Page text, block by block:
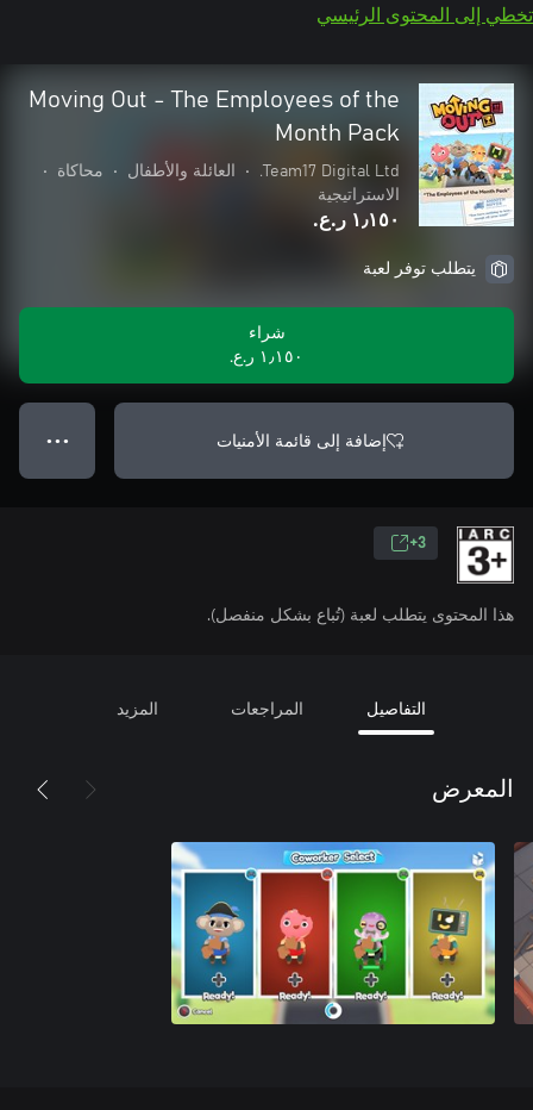
تخطي إلى المحتوى الرئيسي
Moving Out - The Employees of the
Month Pack
Team17 Digital Ltd.
• العائلة والأطفال • محاكاة
•
الاستراتيجية
١٫١٥٠ ر.ع.‏
يتطلب توفر لعبة
شراء
١٫١٥٠ ر.ع.‏
إضافة إلى قائمة الأمنيات ● ● ●
3+
هذا المحتوى يتطلب لعبة (تُباع بشكل منفصل).
التفاصيل المراجعات المزيد
المعرض